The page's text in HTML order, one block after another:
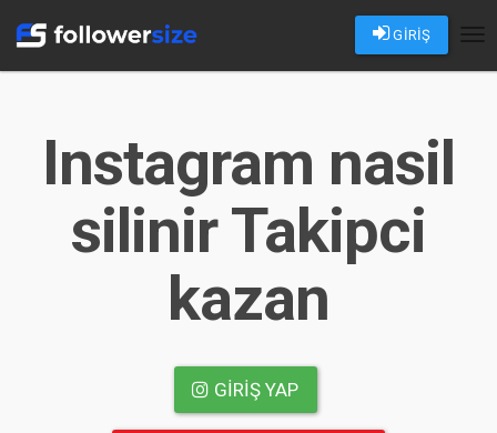
GİRİŞ
Instagram nasil
silinir Takipci
kazan
GIRIŞ YAP